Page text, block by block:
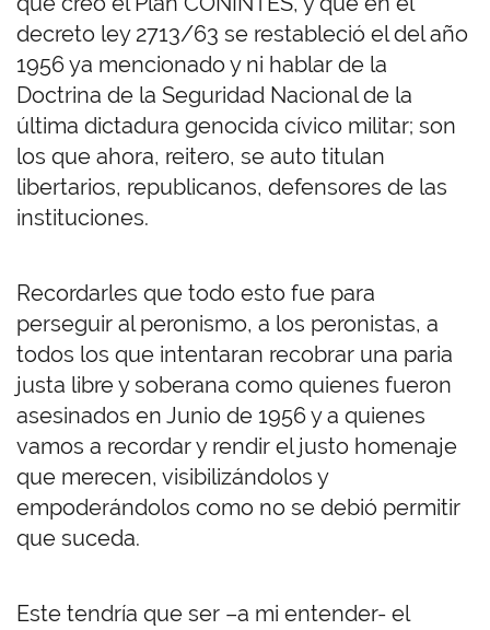
decreto ley 2713/63 se restableció el del año
1956 ya mencionado y ni hablar de la
Doctrina de la Seguridad Nacional de la
última dictadura genocida cívico militar; son
los que ahora, reitero, se auto titulan
libertarios, republicanos, defensores de las
instituciones.
Recordarles que todo esto fue para
perseguir al peronismo, a los peronistas, a
todos los que intentaran recobrar una paria
justa libre y soberana como quienes fueron
asesinados en Junio de 1956 y a quienes
vamos a recordar y rendir el justo homenaje
que merecen, visibilizándolos y
empoderándolos como no se debió permitir
que suceda.
Este tendría que ser –a mi entender- el